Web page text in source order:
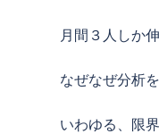
月間３人しか
なぜなぜ分析
いわゆる、限